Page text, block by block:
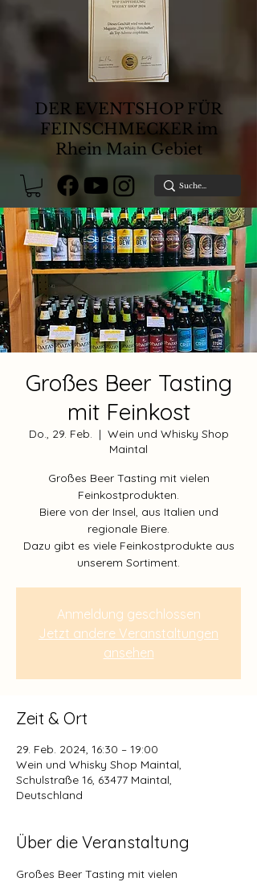
DER EVENTSHOP FÜR
FEINSCHMECKER im
Rhein Main Gebiet
Großes Beer Tasting
mit Feinkost
Do., 29. Feb.
  |
Wein und Whisky Shop
Maintal
Großes Beer Tasting mit vielen
Feinkostprodukten.
Biere von der Insel, aus Italien und
regionale Biere.
Dazu gibt es viele Feinkostprodukte aus
unserem Sortiment.
Anmeldung geschlossen
Jetzt andere Veranstaltungen
ansehen
Zeit & Ort
29. Feb. 2024, 16:30 – 19:00
Wein und Whisky Shop Maintal,
Schulstraße 16, 63477 Maintal,
Deutschland
Über die Veranstaltung
Großes Beer Tasting mit vielen